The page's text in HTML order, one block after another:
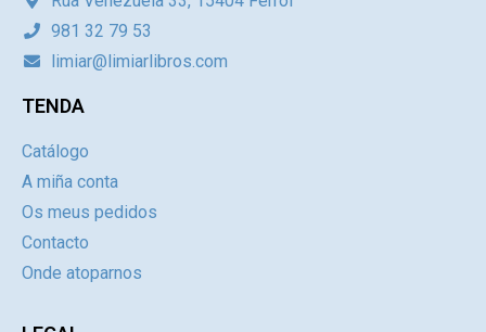
981 32 79 53
limiar@limiarlibros.com
TENDA
Catálogo
A miña conta
Os meus pedidos
Contacto
Onde atoparnos